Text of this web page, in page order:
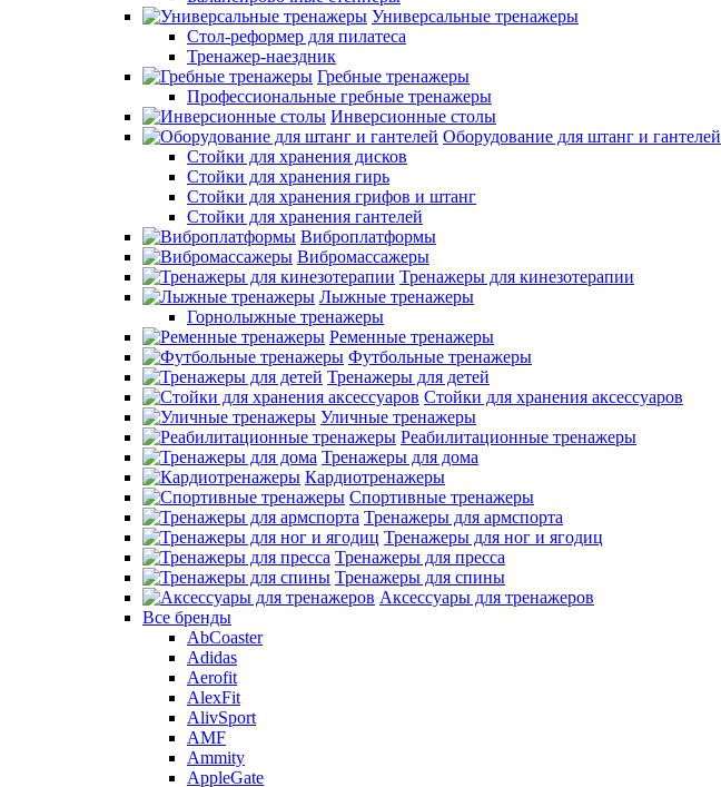
Универсальные тренажеры
Стол-реформер для пилатеса
Тренажер-наездник
Гребные тренажеры
Профессиональные гребные тренажеры
Инверсионные столы
Оборудование для штанг и гантелей
Стойки для хранения дисков
Стойки для хранения гирь
Стойки для хранения грифов и штанг
Стойки для хранения гантелей
Виброплатформы
Вибромассажеры
Тренажеры для кинезотерапии
Лыжные тренажеры
Горнолыжные тренажеры
Ременные тренажеры
Футбольные тренажеры
Тренажеры для детей
Стойки для хранения аксессуаров
Уличные тренажеры
Реабилитационные тренажеры
Тренажеры для дома
Кардиотренажеры
Спортивные тренажеры
Тренажеры для армспорта
Тренажеры для ног и ягодиц
Тренажеры для пресса
Тренажеры для спины
Аксессуары для тренажеров
Все бренды
AbCoaster
Adidas
Aerofit
AlexFit
AlivSport
AMF
Ammity
AppleGate